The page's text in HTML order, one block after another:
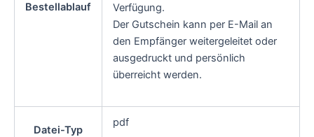
Bestellablauf
Verfügung.
Der Gutschein kann per E-Mail an
den Empfänger weitergeleitet oder
ausgedruckt und persönlich
überreicht werden.
Datei-Typ
pdf